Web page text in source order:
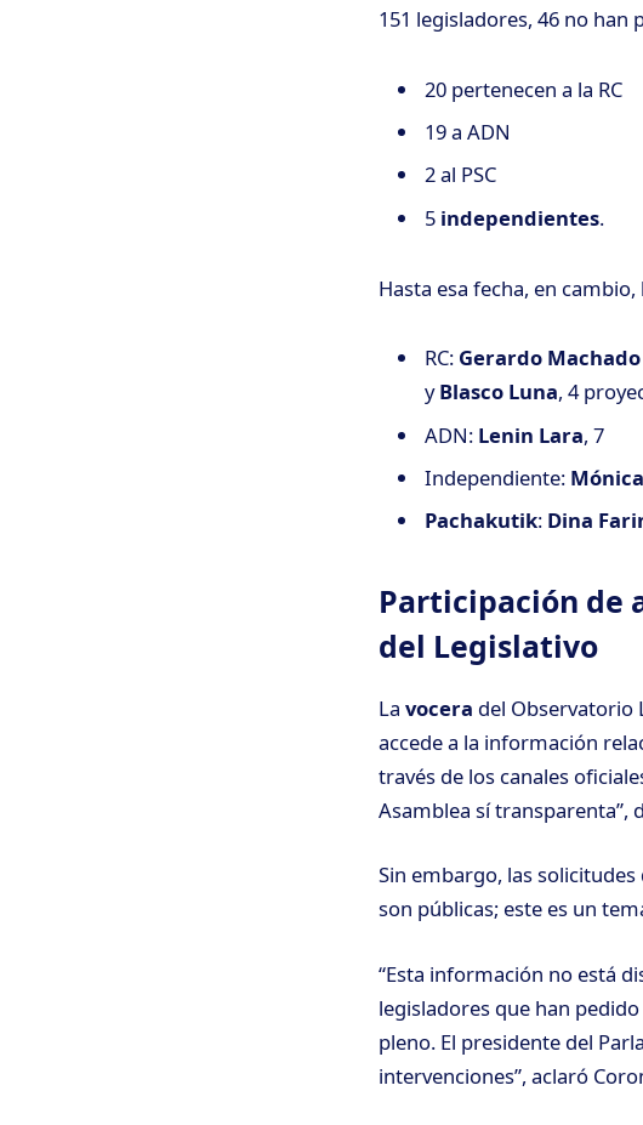
151 legisladores, 46 no han
20 pertenecen a la RC
19 a ADN
2 al PSC
5 independientes.
Hasta esa fecha, en
RC: Gerardo Machado
yBlasco Luna, 4
ADN: Lenin Lara, 7
Independiente:
Pachakutik: Dina
Participación de
del Legislativo
La vocera del Observatorio
accede a la información
través de los canales
Asamblea sí transparenta”,
Sin embargo, las
son públicas; este es un
“Esta información no está
legisladores que han
pleno. El presidente del
intervenciones”, aclaró